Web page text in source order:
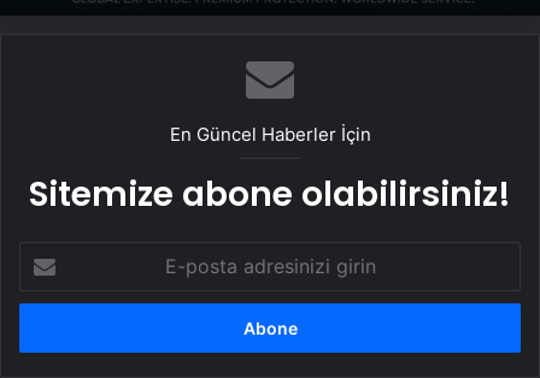
UETDS Nedir ? Uetds.com İle Akıllı Dijital
Taşımacılık Yazılımı
En Güncel Haberler İçin
Sitemize abone olabilirsiniz!
posta
adresinizi